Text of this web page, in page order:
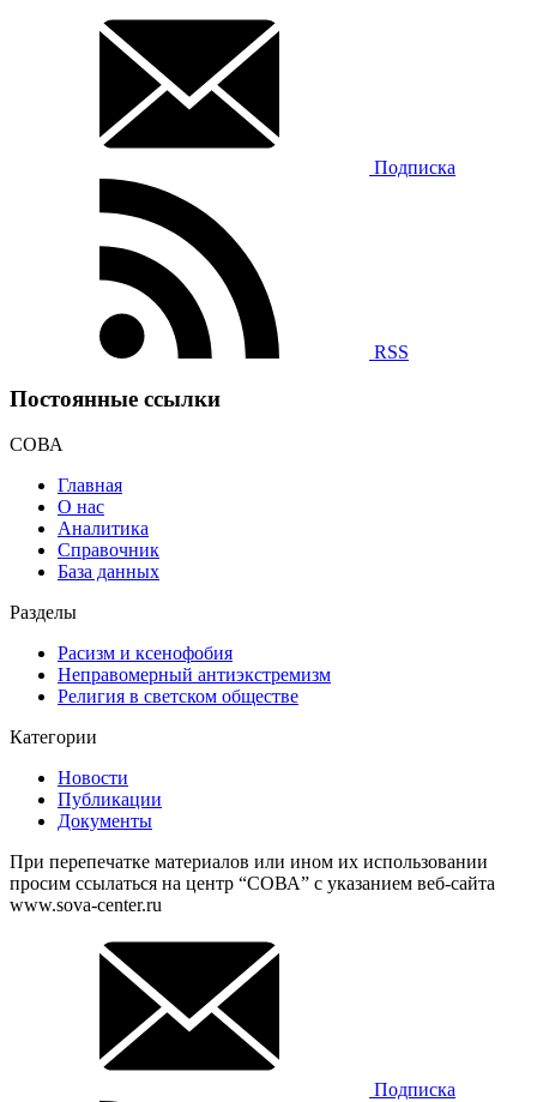
Подписка
RSS
Постоянные ссылки
СОВА
Главная
О нас
Аналитика
Справочник
База данных
Разделы
Расизм и ксенофобия
Неправомерный антиэкстремизм
Религия в светском обществе
Категории
Новости
Публикации
Документы
При перепечатке материалов или ином их использовании
просим ссылаться на центр “СОВА” с указанием веб-сайта
www.sova-center.ru
Подписка